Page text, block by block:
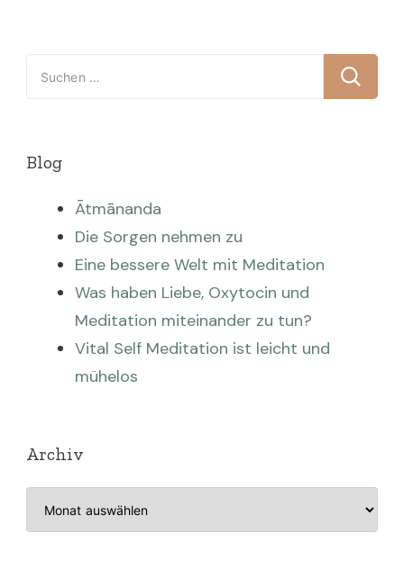
Suchen
nach:
Blog
Ātmānanda
Die Sorgen nehmen zu
Eine bessere Welt mit Meditation
Was haben Liebe, Oxytocin und
Meditation miteinander zu tun?
Vital Self Meditation ist leicht und
mühelos
Archiv
Archiv